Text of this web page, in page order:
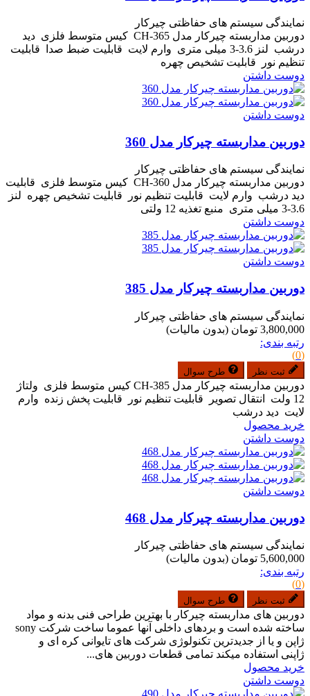
نمایندگی سیستم های حفاظتی چیرکار
دوربین مداربسته چیرکار مدل CH-365 کیس متوسط فلزی دید
درشب لنز 3.6-3 میلی متری وارم لایت قابلیت ضبط صدا قابلیت
تنظیم نور قابلیت تشخیص چهره
دوست داشتن
دوست داشتن
دوربین مداربسته چیرکار مدل 360
نمایندگی سیستم های حفاظتی چیرکار
دوربین مداربسته چیرکار مدل CH-360 کیس متوسط فلزی قابلیت
دید درشب وارم لایت قابلیت تنظیم نور قابلیت تشخیص چهره لنز
3.6-3 میلی متری منبع تغذیه 12 ولتی
دوست داشتن
دوست داشتن
دوربین مداربسته چیرکار مدل 385
نمایندگی سیستم های حفاظتی چیرکار
3,800,000 تومان
(بدون مالیات)
رتبه بندی:
(0)
ثبت نظر طرح سوال
دوربین مداربسته چیرکار مدل CH-385 کیس متوسط فلزی ولتاژ
12 ولت انتقال تصویر قابلیت تنظیم نور قابلیت پخش زنده وارم
لایت دید درشب
خرید محصول
دوست داشتن
دوست داشتن
دوربین مداربسته چیرکار مدل 468
نمایندگی سیستم های حفاظتی چیرکار
5,600,000 تومان
(بدون مالیات)
رتبه بندی:
(0)
ثبت نظر طرح سوال
دوربین های مداربسته چیرکار با بهترین طراحی فنی بدنه و مواد
ساخته شده است و بردهای داخلی آنها عموما ساخت شرکت sony
ژاپن و یا از جدیدترین تکنولوژی شرکت های تایوانی کره ای و
ژاپنی استفاده میکند تمامی قطعات دوربین های...
خرید محصول
دوست داشتن